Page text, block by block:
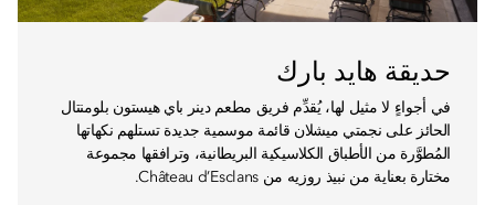
حديقة هايد بارك
في أجواءٍ لا مثيل لها، يُقدِّم فريق مطعم دينر باي هيستون بلومنتال
الحائز على نجمتي ميشلان قائمة موسمية جديدة تستلهم نكهاتها
المُطوَّرة من الأطباق الكلاسيكية البريطانية، وترافقها مجموعة
مختارة بعناية من نبيذ روزيه من Château d’Esclans.